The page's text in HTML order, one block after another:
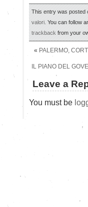
This entry was posted
valori. You can follow
trackbackfrom your
« PALERMO,
IL PIANO DEL
Leave a
You must be